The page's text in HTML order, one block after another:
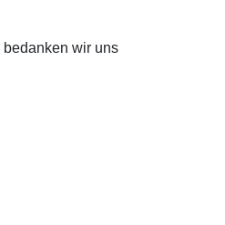
wir uns